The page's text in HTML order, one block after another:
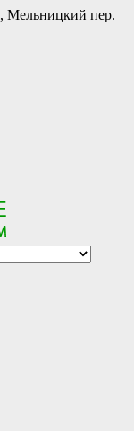
Мельницкий пер.
и по всей России
цены